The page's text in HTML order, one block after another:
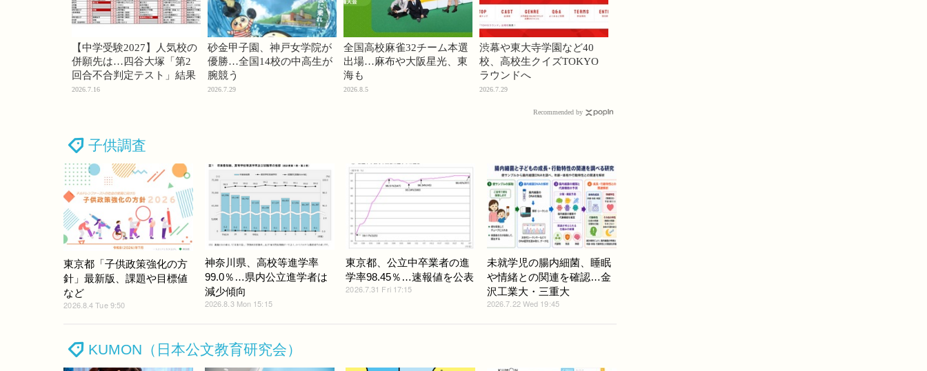
【中学受験2027】人気校の
併願先は…四谷大塚「第2
回合不合判定テスト」結果
2026.7.16
砂金甲子園、神戸女学院が
優勝…全国14校の中高生が
腕競う
2026.7.29
全国高校麻雀32チーム本選
出場…麻布や大阪星光、東
海も
2026.8.5
渋幕や東大寺学園など40
校、高校生クイズTOKYO
ラウンドへ
2026.7.29
Recommended by
子供調査
東京都「子供政策強化の方
針」最新版、課題や目標値
など
2026.8.4 Tue 9:50
神奈川県、高校等進学率
99.0％…県内公立進学者は
減少傾向
2026.8.3 Mon 15:15
東京都、公立中卒業者の進
学率98.45％…速報値を公表
2026.7.31 Fri 17:15
未就学児の腸内細菌、睡眠
や情緒との関連を確認…金
沢工業大・三重大
2026.7.22 Wed 19:45
KUMON（日本公文教育研究会）